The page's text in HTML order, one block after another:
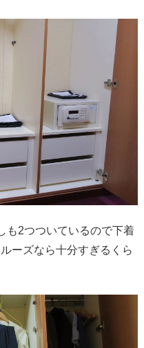
も2つついているので下着
ーズなら十分すぎるくら